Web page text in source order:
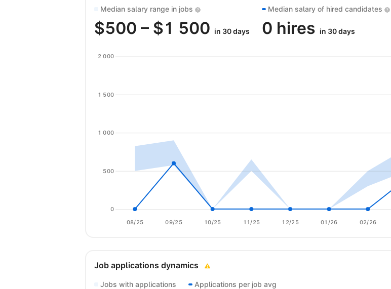
Median salary range in jobs
$500 – $1 500 in 30 days
Median salary of hired candidates
0 hires in 30 days
08/25 09/25 10/25 11/25 12/25 01/26 02/26
0
500
1 000
1 500
2 000
Job applications dynamics
Jobs with applications Applications per job avg